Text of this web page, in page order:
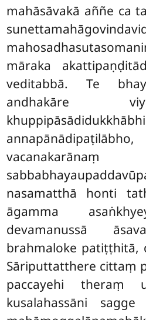
mahāsāvakā aññe ca
māraka
veditabbā. Te
andhakāre
vacanakarānaṃ
nasamatthā honti
āgamma
devamanussā
brahmaloke patiṭṭhitā,
Sāriputtatthere cittaṃ
paccayehi theraṃ
kusalahassāni